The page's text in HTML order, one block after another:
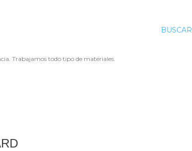
BUSCAR
Trabajamos todo tipo de materiales.